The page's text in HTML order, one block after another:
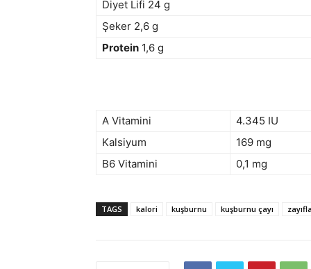
Diyet Lifi 24 g
Şeker 2,6 g
Protein 1,6 g
A Vitamini
4.345 IU
Kalsiyum
169 mg
B6 Vitamini
0,1 mg
TAGS kalori kuşburnu kuşburnu çayı